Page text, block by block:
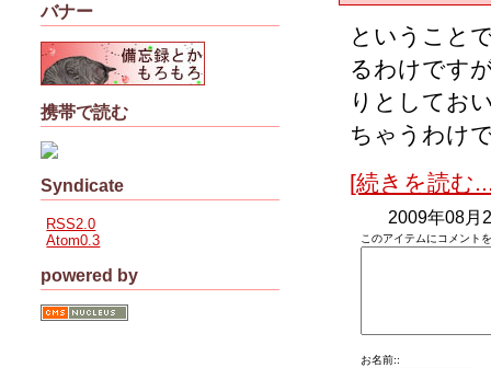
ということ
るわけです
りとしてお
ちゃうわけ
[続きを読む
2009年08月
このアイテムにコメント
お名前::
バナー
携帯で読む
Syndicate
RSS2.0
Atom0.3
powered by